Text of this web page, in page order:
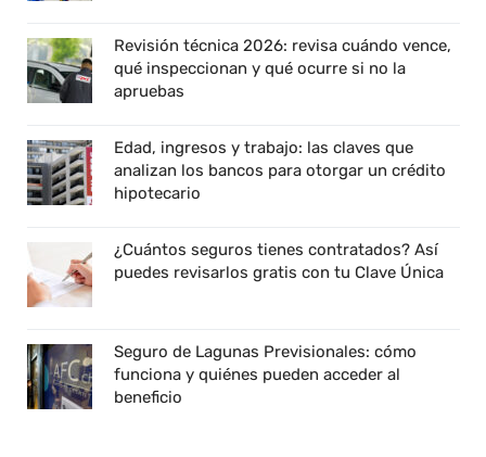
Revisión técnica 2026: revisa cuándo vence,
qué inspeccionan y qué ocurre si no la
apruebas
Edad, ingresos y trabajo: las claves que
analizan los bancos para otorgar un crédito
hipotecario
¿Cuántos seguros tienes contratados? Así
puedes revisarlos gratis con tu Clave Única
Seguro de Lagunas Previsionales: cómo
funciona y quiénes pueden acceder al
beneficio